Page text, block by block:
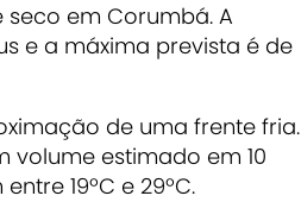
em Corumbá. A
e a máxima prevista é de
de uma frente fria.
volume estimado em 10
19ºC e 29ºC.